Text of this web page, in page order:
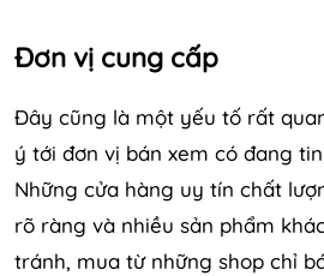
Đơn vị cung cấp
Đây cũng là một yếu tố rất
ý tới đơn vị bán xem có đang
Những cửa hàng uy tín chất
rõ ràng và nhiều sản phẩm
tránh, mua từ những shop chỉ